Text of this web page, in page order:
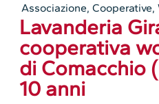
Associazione,Cooperative,
Lavanderia
cooperativa
di Comacchio
10 anni